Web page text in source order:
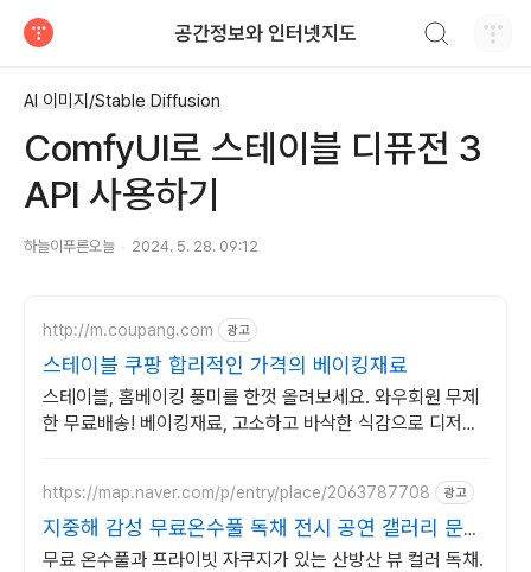
공간정보와 인터넷지도
AI 이미지/Stable Diffusion
ComfyUI로 스테이블 디퓨전 3
API 사용하기
하늘이푸른오늘 2024. 5. 28. 09:12
http://m.coupang.com 광고
스테이블 쿠팡 합리적인 가격의 베이킹재료
스테이블, 홈베이킹 풍미를 한껏 올려보세요. 와우회원 무제
한 무료배송! 베이킹재료, 고소하고 바삭한 식감으로 디저트
https://map.naver.com/p/entry/place/2063787708 광고
지중해 감성 무료온수풀 독채 전시 공연 갤러리 문화
공간
무료 온수풀과 프라이빗 자쿠지가 있는 산방산 뷰 컬러 독채.